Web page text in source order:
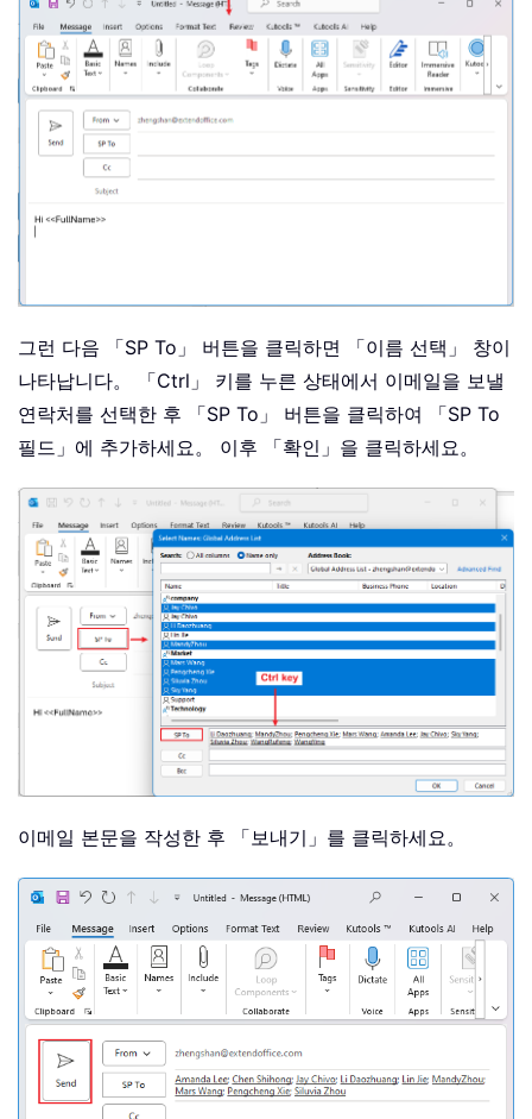
그런 다음 「SP To」 버튼을 클릭하면 「이름 선택」 창이
나타납니다。 「Ctrl」 키를 누른 상태에서 이메일을 보낼
연락처를 선택한 후 「SP To」 버튼을 클릭하여 「SP To
필드」에 추가하세요。 이후 「확인」을 클릭하세요。
이메일 본문을 작성한 후 「보내기」를 클릭하세요。